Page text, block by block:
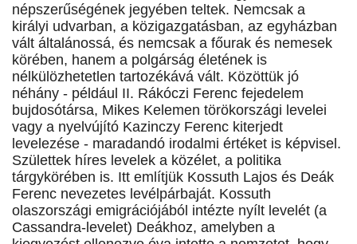
népszerűségének jegyében teltek. Nemcsak a
királyi udvarban, a közigazgatásban, az egyházban
vált általánossá, és nemcsak a főurak és nemesek
körében, hanem a polgárság életének is
nélkülözhetetlen tartozékává vált. Közöttük jó
néhány - például II. Rákóczi Ferenc fejedelem
bujdosótársa, Mikes Kelemen törökországi levelei
vagy a nyelvújító Kazinczy Ferenc kiterjedt
levelezése - maradandó irodalmi értéket is képvisel.
Születtek híres levelek a közélet, a politika
tárgykörében is. Itt említjük Kossuth Lajos és Deák
Ferenc nevezetes levélpárbaját. Kossuth
olaszországi emigrációjából intézte nyílt levelét (a
Cassandra-levelet) Deákhoz, amelyben a